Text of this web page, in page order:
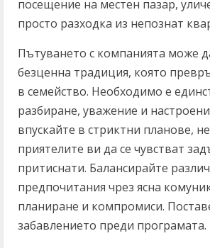
посещение на местен пазар,
просто разходка из непознат
Пътуването с компанията може
безценна традиция, която
в семейство. Необходимо е
разбиране, уважение и
впускайте в стриктни планове,
приятелите ви да се чувстват
притиснати. Балансирайте
предпочитания чрез ясна
планиране и компромиси.
забавлението преди програмата.